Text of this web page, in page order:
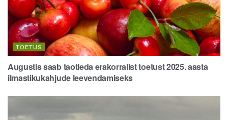
TOETUS
Augustis saab taotleda erakorralist toetust 2025. aasta
ilmastikukahjude leevendamiseks